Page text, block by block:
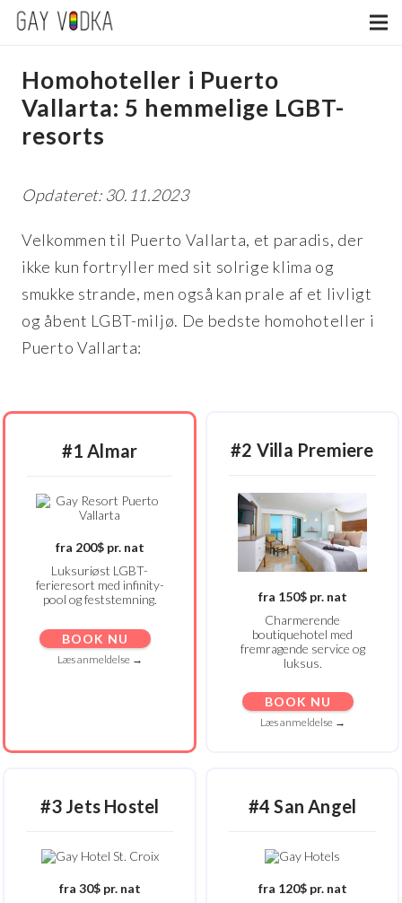
Homohoteller i Puerto
Vallarta: 5 hemmelige LGBT-
resorts
Opdateret: 30.11.2023
Velkommen til Puerto Vallarta, et paradis, der
ikke kun fortryller med sit solrige klima og
smukke strande, men også kan prale af et livligt
og åbent LGBT-miljø. De bedste homohoteller i
Puerto Vallarta:
#1 Almar
fra 200$ pr. nat
Luksuriøst LGBT-
ferieresort med infinity-
pool og feststemning.
BOOK NU
Læs anmeldelse →
#2 Villa Premiere
fra 150$ pr. nat
Charmerende
boutiquehotel med
fremragende service og
luksus.
BOOK NU
Læs anmeldelse →
#3 Jets Hostel
fra 30$ pr. nat
#4 San Angel
fra 120$ pr. nat